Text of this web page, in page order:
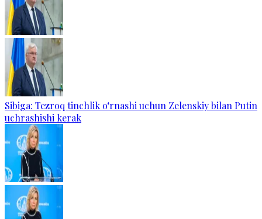
Sibiga: Tezroq tinchlik o‘rnashi uchun Zelenskiy bilan Putin
uchrashishi kerak